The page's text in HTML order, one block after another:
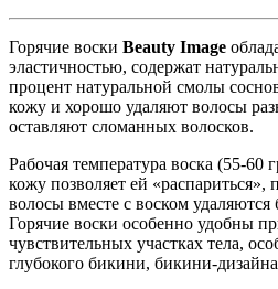
Горячие воски Beauty Image
эластичностью, содержат
процент натуральной смолы
кожу и хорошо удаляют волосы
оставляют сломанных волосков.
Рабочая температура воска (55-60
кожу позволяет ей
волосы вместе с воском удаляются
Горячие воски особенно удобны
чувствительных участках тела,
глубокого бикини, бикини-